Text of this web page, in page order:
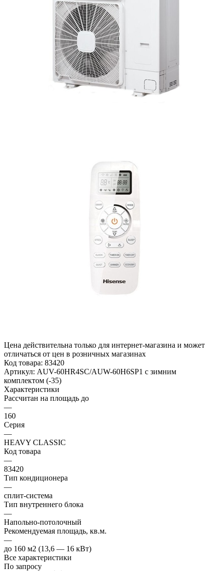
Цена действительна только для интернет-магазина и может
отличаться от цен в розничных магазинах
Код товара: 83420
Артикул: AUV-60HR4SC/AUW-60H6SP1 с зимним
комплектом (-35)
Характеристики
Рассчитан на площадь до
—
160
Серия
—
HEAVY CLASSIC
Код товара
—
83420
Тип кондиционера
—
сплит-система
Тип внутреннего блока
—
Напольно-потолочный
Рекомендуемая площадь, кв.м.
—
до 160 м2 (13,6 — 16 кВт)
Все характеристики
По запросу